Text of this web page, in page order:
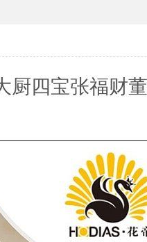
厨四宝张福财